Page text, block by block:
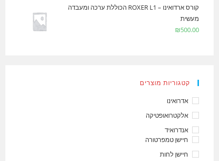
קורס ארדואינו – ROXER L1 הכוללת ערכה ומעבדה
מעשית
₪500.00
קטגוריות מוצרים
אדרואינו
אלקטרואופטיקה
אנדרואיד
חיישן טמפרטורה
חיישן לחות